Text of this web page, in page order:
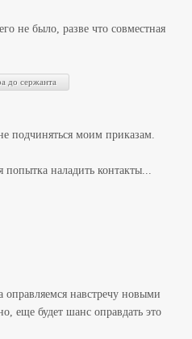
не было, разве что совместная
подчиняться моим приказам.
наладить контакты...
оправляемся навстречу новыми
еще будет шанс оправдать это